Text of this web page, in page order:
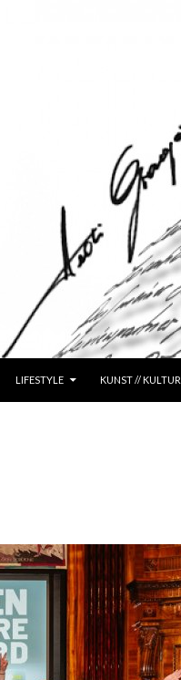
LIFESTYLE KUNST // KULTUR